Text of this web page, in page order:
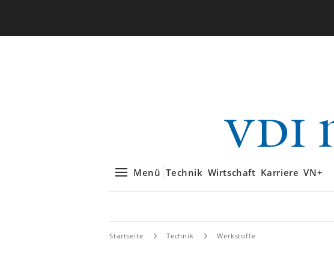
Menü Technik Wirtschaft Karriere VN+
Startseite Technik Werkstoffe